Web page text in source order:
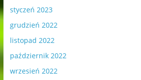
styczeń 2023
grudzień 2022
listopad 2022
październik 2022
wrzesień 2022